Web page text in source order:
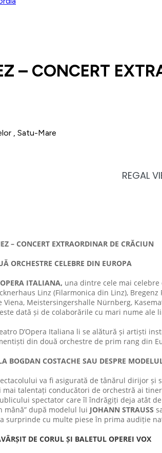
– CONCERT
, Satu-Mare
REGAL
EXTRAORDINAR DE CRĂCIUN
ORCHESTRE CELEBRE DIN EUROPA
ITALIANA, una dintre cele mai
Linz (Filarmonica din Linz),
Meistersingershalle Nürnberg,
dată și de colaborările cu mari nume ale
D’Opera Italiana li se alătură și artiști
din două orchestre de prim rang din
BOGDAN COSTACHE SAU DESPRE
va fi asigurată de tânărul dirijor și
talentați conducători de orchestră ai
spectator care îl îndrăgiți deja atât
mână” după modelul lui JOHANN STRAUSS
surprinde cu multe piese în prima audiție
DE CORUL ȘI BALETUL OPEREI VOX